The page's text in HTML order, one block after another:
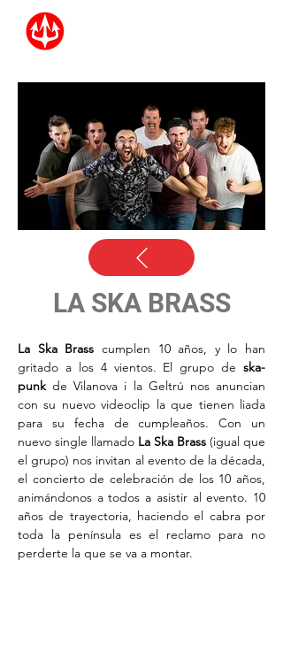
LA SKA BRASS
La Ska Brass cumplen 10 años, y lo han
gritado a los 4 vientos. El grupo de ska-
punk de Vilanova i la Geltrú nos anuncian
con su nuevo videoclip la que tienen liada
para su fecha de cumpleaños. Con un
nuevo single llamado La Ska Brass (igual que
el grupo) nos invitan al evento de la década,
el concierto de celebración de los 10 años,
animándonos a todos a asistir al evento. 10
años de trayectoria, haciendo el cabra por
toda la península es el reclamo para no
perderte la que se va a montar.